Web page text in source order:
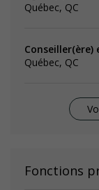
Québec, QC
Conseiller(ère)
Québec, QC
Fonctions